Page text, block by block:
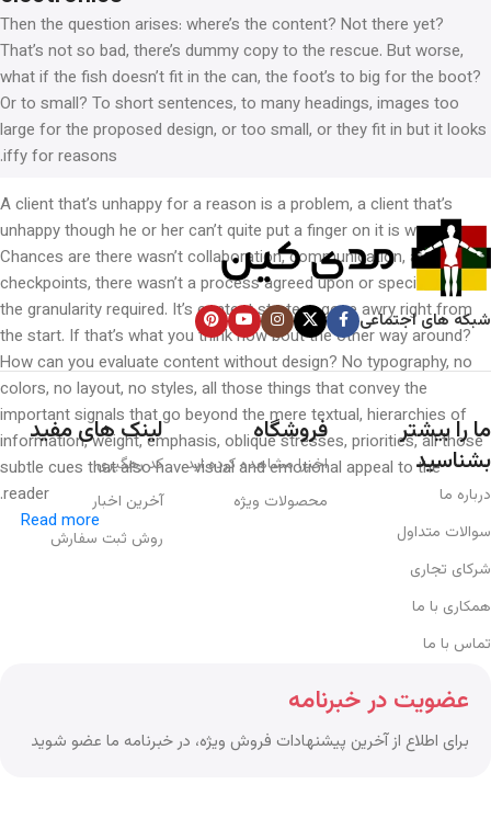
Then the question arises: where’s the content? Not there yet?
That’s not so bad, there’s dummy copy to the rescue. But worse,
what if the fish doesn’t fit in the can, the foot’s to big for the boot?
Or to small? To short sentences, to many headings, images too
large for the proposed design, or too small, or they fit in but it looks
iffy for reasons.
A client that’s unhappy for a reason is a problem, a client that’s
unhappy though he or her can’t quite put a finger on it is worse.
Chances are there wasn’t collaboration, communication, and
checkpoints, there wasn’t a process agreed upon or specified with
the granularity required. It’s content strategy gone awry right from
the start. If that’s what you think how bout the other way around?
How can you evaluate content without design? No typography, no
colors, no layout, no styles, all those things that convey the
important signals that go beyond the mere textual, hierarchies of
information, weight, emphasis, oblique stresses, priorities, all those
subtle cues that also have visual and emotional appeal to the
reader.
Read more
شبکه های اجتماعی
ما را بیشتر
بشناسید
درباره ما
سوالات متداول
شرکای تجاری
همکاری با ما
تماس با ما
فروشگاه
اخیرا مشاهده کرده اید
محصولات ویژه
لینک های مفید
کد رهگیری
آخرین اخبار
روش ثبت سفارش
عضویت در خبرنامه
برای اطلاع از آخرین پیشنهادات فروش ویژه، در خبرنامه ما عضو شوید